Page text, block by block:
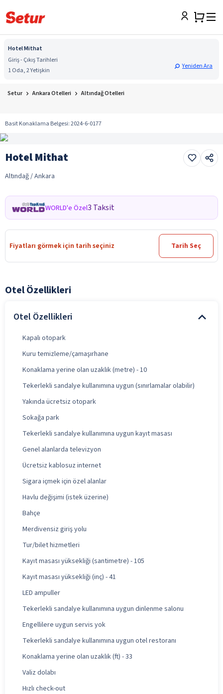
Hotel Mithat
Giriş - Çıkış Tarihleri
1 Oda, 2 Yetişkin
Yeniden Ara
Setur Ankara Otelleri Altındağ Otelleri
Basit Konaklama Belgesi:2024-6-0177
Hotel Mithat
Altındağ / Ankara
WORLD'e Özel3 Taksit
Fiyatları görmek için tarih seçiniz Tarih Seç
Otel Özellikleri
Otel Özellikleri
Kapalı otopark
Kuru temizleme/çamaşırhane
Konaklama yerine olan uzaklık (metre) - 10
Tekerlekli sandalye kullanımına uygun (sınırlamalar olabilir)
Yakında ücretsiz otopark
Sokağa park
Tekerlekli sandalye kullanımına uygun kayıt masası
Genel alanlarda televizyon
Ücretsiz kablosuz internet
Sigara içmek için özel alanlar
Havlu değişimi (istek üzerine)
Bahçe
Merdivensiz giriş yolu
Tur/bilet hizmetleri
Kayıt masası yüksekliği (santimetre) - 105
Kayıt masası yüksekliği (inç) - 41
LED ampuller
Tekerlekli sandalye kullanımına uygun dinlenme salonu
Engellilere uygun servis yok
Tekerlekli sandalye kullanımına uygun otel restoranı
Konaklama yerine olan uzaklık (ft) - 33
Valiz dolabı
Hızlı check-out